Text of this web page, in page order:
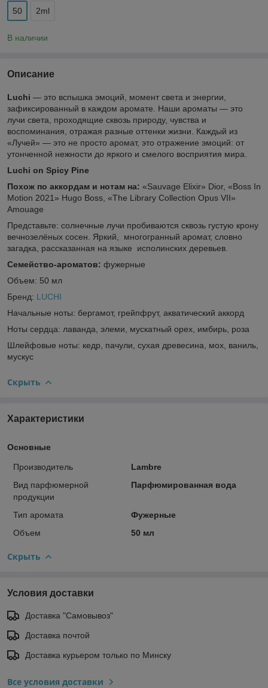
50 2ml
В наличии
Описание
Luchi — это вспышка эмоций, момент света и энергии,
зафиксированный в каждом аромате. Наши ароматы — это
лучи света, проходящие сквозь природу, чувства и
воспоминания, отражая разные оттенки жизни. Каждый из
«Лучей» — это не просто аромат, это отражение эмоций: от
утонченной нежности до яркого и смелого восприятия мира.
Luchi on Spicy Pine
Похож по аккордам и нотам на: «Sauvage Elixir» Dior, «Boss In
Motion 2021» Hugo Boss, «The Library Collection Opus VII»
Amouage
Представьте: солнечные лучи пробиваются сквозь густую крону
вечнозелёных сосен. Яркий, многогранный аромат, словно
загадка, рассказанная на языке исполинских деревьев.
Семейство-ароматов: фужерные
Объем: 50 мл
Бренд: LUCHI
Начальные ноты: бергамот, грейпфрут, акватический аккорд
Ноты сердца: лаванда, элеми, мускатный орех, имбирь, роза
Шлейфовые ноты: кедр, пачули, сухая древесина, мох, ваниль,
мускус
Скрыть
Характеристики
Основные
Производитель
Lambre
Вид парфюмерной
продукции
Парфюмированная вода
Тип аромата
Фужерные
Объем
50 мл
Скрыть
Условия доставки
Доставка "Самовывоз"
Доставка почтой
Доставка курьером только по Минску
Все условия доставки